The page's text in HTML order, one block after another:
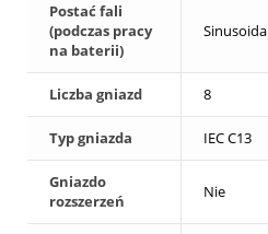
Postać fali
(podczas pracy
na baterii)
Sinusoida
Liczba gniazd 8
Typ gniazda IEC C13
Gniazdo
rozszerzeń
Nie